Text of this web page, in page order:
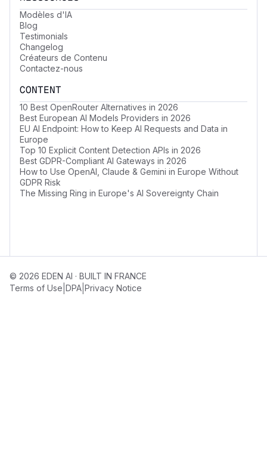
Modèles d'IA
Blog
Testimonials
Changelog
Créateurs de Contenu
Contactez-nous
CONTENT
10 Best OpenRouter Alternatives in 2026
Best European AI Models Providers in 2026
EU AI Endpoint: How to Keep AI Requests and Data in
Europe
Top 10 Explicit Content Detection APIs in 2026
Best GDPR-Compliant AI Gateways in 2026
How to Use OpenAI, Claude & Gemini in Europe Without
GDPR Risk
The Missing Ring in Europe's AI Sovereignty Chain
© 2026 EDEN AI · BUILT IN FRANCE
Terms of Use DPA Privacy Notice